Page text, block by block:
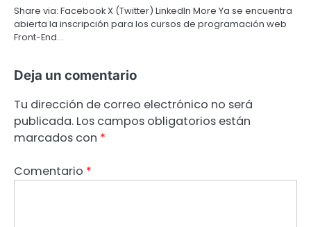
Share via: Facebook X (Twitter) LinkedIn More Ya se encuentra
abierta la inscripción para los cursos de programación web
Front-End…
Deja un comentario
Tu dirección de correo electrónico no será
publicada. Los campos obligatorios están
marcados con *
Comentario *